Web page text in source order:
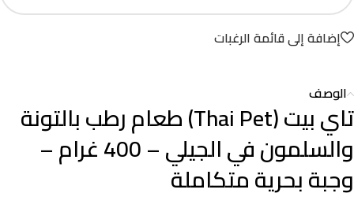
إضافة إلى قائمة الرغبات
الوصف
تاي بيت (Thai Pet) طعام رطب بالتونة
والسلمون في الجيلي – 400 غرام –
وجبة بحرية متكاملة